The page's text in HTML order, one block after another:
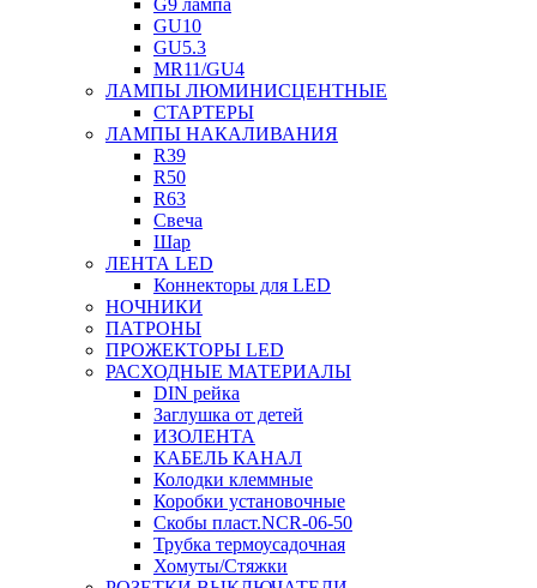
G9 лампа
GU10
GU5.3
MR11/GU4
ЛАМПЫ ЛЮМИНИСЦЕНТНЫЕ
СТАРТЕРЫ
ЛАМПЫ НАКАЛИВАНИЯ
R39
R50
R63
Свеча
Шар
ЛЕНТА LED
Коннекторы для LED
НОЧНИКИ
ПАТРОНЫ
ПРОЖЕКТОРЫ LED
РАСХОДНЫЕ МАТЕРИАЛЫ
DIN рейка
Заглушка от детей
ИЗОЛЕНТА
КАБЕЛЬ КАНАЛ
Колодки клеммные
Коробки установочные
Скобы пласт.NCR-06-50
Трубка термоусадочная
Хомуты/Стяжки